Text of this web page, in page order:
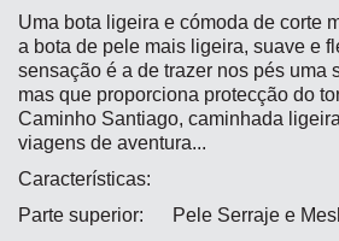
Uma bota ligeira e cómoda de corte
a bota de pele mais ligeira, suave e
sensação é a de trazer nos pés uma
mas que proporciona protecção do
Caminho Santiago, caminhada
viagens de aventura...
Características:
Parte superior:
Pele Serraje e